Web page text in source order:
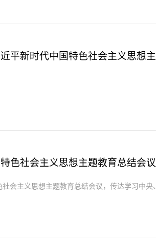
平新时代中国特色社会主义思想
色社会主义思想主题教育总结会议
会主义思想主题教育总结会议，传达学习中